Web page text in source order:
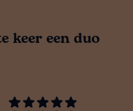
keer een duo